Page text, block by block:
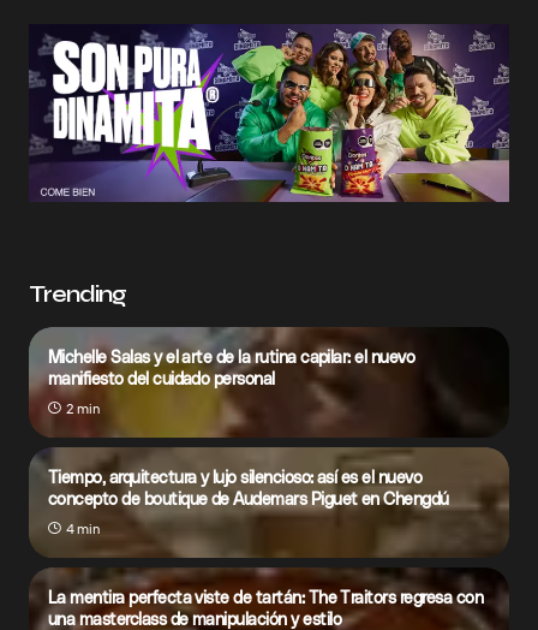
Trending
Michelle Salas y el arte de la rutina capilar: el nuevo
manifiesto del cuidado personal
2 min
Tiempo, arquitectura y lujo silencioso: así es el nuevo
concepto de boutique de Audemars Piguet en Chengdú
4 min
La mentira perfecta viste de tartán: The Traitors regresa con
una masterclass de manipulación y estilo